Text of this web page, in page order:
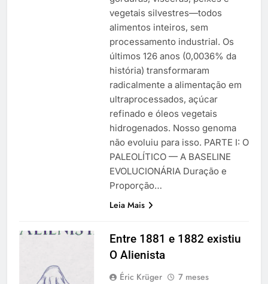
vegetais silvestres—todos
alimentos inteiros, sem
processamento industrial. Os
últimos 126 anos (0,0036% da
história) transformaram
radicalmente a alimentação em
ultraprocessados, açúcar
refinado e óleos vegetais
hidrogenados. Nosso genoma
não evoluiu para isso. PARTE I: O
PALEOLÍTICO — A BASELINE
EVOLUCIONÁRIA Duração e
Proporção…
Leia Mais
Entre 1881 e 1882 existiu
O Alienista
Éric Krüger
7 meses